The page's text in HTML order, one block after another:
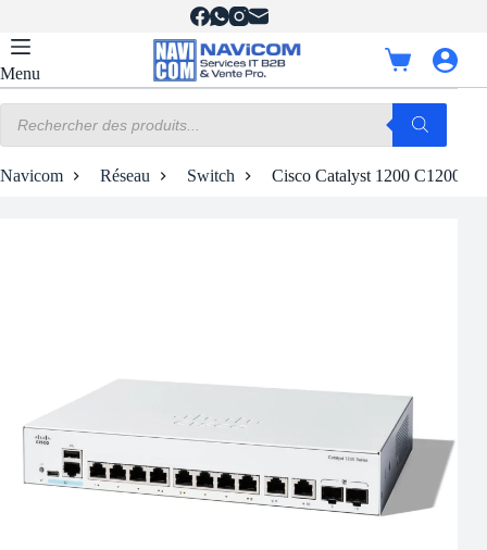
contenu
Menu
Panier
d’achat
produits
Navicom Réseau Switch Cisco Catalyst 1200 C1200-